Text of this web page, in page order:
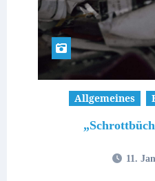
Allgemeines
11.